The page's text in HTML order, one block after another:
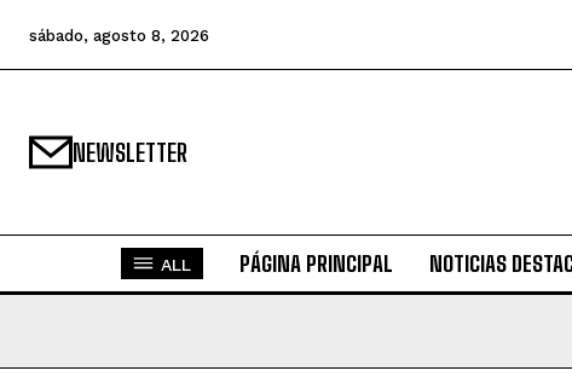
sábado, agosto 8, 2026
NEWSLETTER
ALL PÁGINA PRINCIPAL NOTICIAS